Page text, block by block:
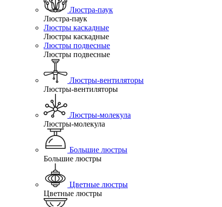
Люстра-паук
Люстра-паук
Люстры каскадные
Люстры каскадные
Люстры подвесные
Люстры подвесные
Люстры-вентиляторы
Люстры-вентиляторы
Люстры-молекула
Люстры-молекула
Большие люстры
Большие люстры
Цветные люстры
Цветные люстры